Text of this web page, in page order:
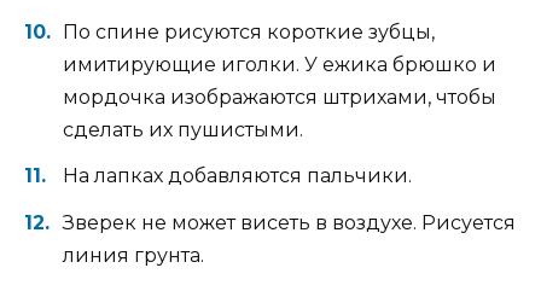
По спине рисуются короткие зубцы,
имитирующие иголки. У ежика брюшко и
мордочка изображаются штрихами, чтобы
сделать их пушистыми.
На лапках добавляются пальчики.
Зверек не может висеть в воздухе. Рисуется
линия грунта.